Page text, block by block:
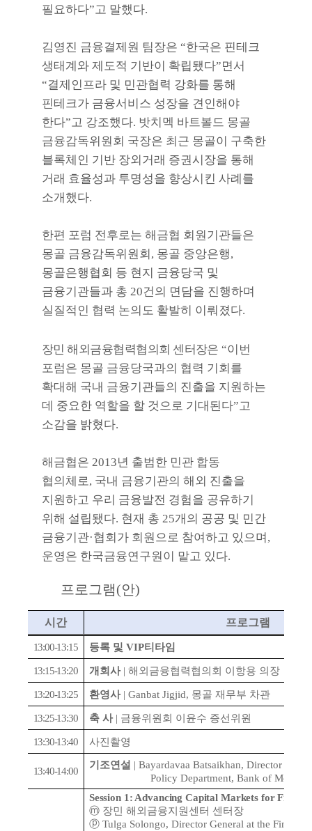
필요하다”고 말했다.
김영진 금융결제원 팀장은 “한국은 핀테크
생태계와 제도적 기반이 확립됐다”면서
“결제인프라 및 민관협력 강화를 통해
핀테크가 금융서비스 성장을 견인해야
한다”고 강조했다. 밧치멕 바트볼드 몽골
금융감독위원회 국장은 최근 몽골이 구축한
블록체인 기반 장외거래 증권시장을 통해
거래 효율성과 투명성을 향상시킨 사례를
소개했다.
한편 포럼 전후로는 해금협 회원기관들은
몽골 금융감독위원회 , 몽골 중앙은행,
몽골은행협회 등 현지 금융당국 및
금융기관들과 총 20건의 면담을 진행하며
실질적인 협력 논의도 활발히 이뤄졌다.
장민 해외금융협력협의회 센터장은 “이번
포럼은 몽골 금융당국과의 협력 기회를
확대해 국내 금융기관들의 진출을 지원하는
데 중요한 역할을 할 것으로 기대된다”고
소감을 밝혔다.
해금협은 2013년 출범한 민관 합동
협의체로, 국내 금융기관의 해외 진출을
지원하고 우리 금융발전 경험을 공유하기
위해 설립됐다. 현재 총 25개의 공공 및 민간
금융기관·협회가 회원으로 참여하고 있으며 ,
운영은 한국금융연구원이 맡고 있다.
프로그램(안)
시간 프로그램
13:00-13:15 등록 및 VIP티타임
13:15-13:20 개회사 | 해외금융협력협의회 이항용 의장
13:20-13:25 환영사 | Ganbat Jigjid, 몽골 재무부 차관
13:25-13:30 축 사 | 금융위원회 이윤수 증선위원
13:30-13:40 사진촬영
13:40-14:00
기조연설 | Bayardavaa Batsaikhan, Director
Policy Department, Bank of
Session 1: Advancing Capital Markets for
ⓜ 장민 해외금융지원센터 센터장
ⓟ Tulga Solongo, Director General at the